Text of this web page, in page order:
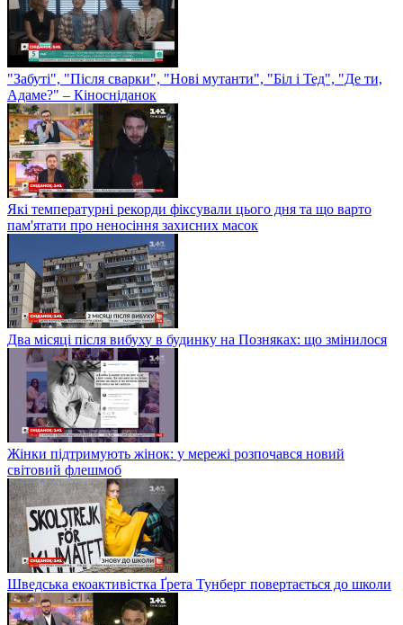
"Забуті", "Після сварки", "Нові мутанти", "Біл і Тед", "Де ти,
Адаме?" – Кіносніданок
Які температурні рекорди фіксували цього дня та що варто
пам'ятати про неносіння захисних масок
Два місяці після вибуху в будинку на Позняках: що змінилося
Жінки підтримують жінок: у мережі розпочався новий
світовий флешмоб
Шведська екоактивістка Ґрета Тунберг повертається до школи